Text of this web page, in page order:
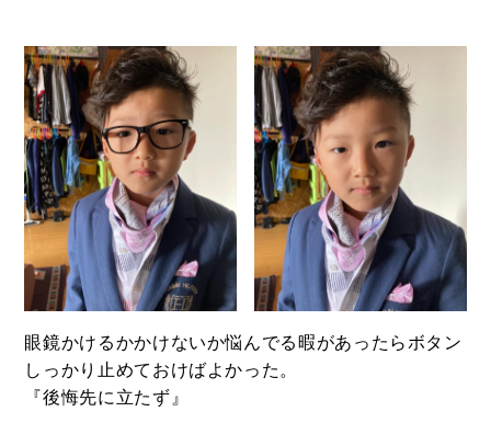
BUY 売買物件
SELL 物件の売却
眼鏡かけるかかけないか悩んでる暇があったらボタン
しっかり止めておけばよかった。
『後悔先に立たず』